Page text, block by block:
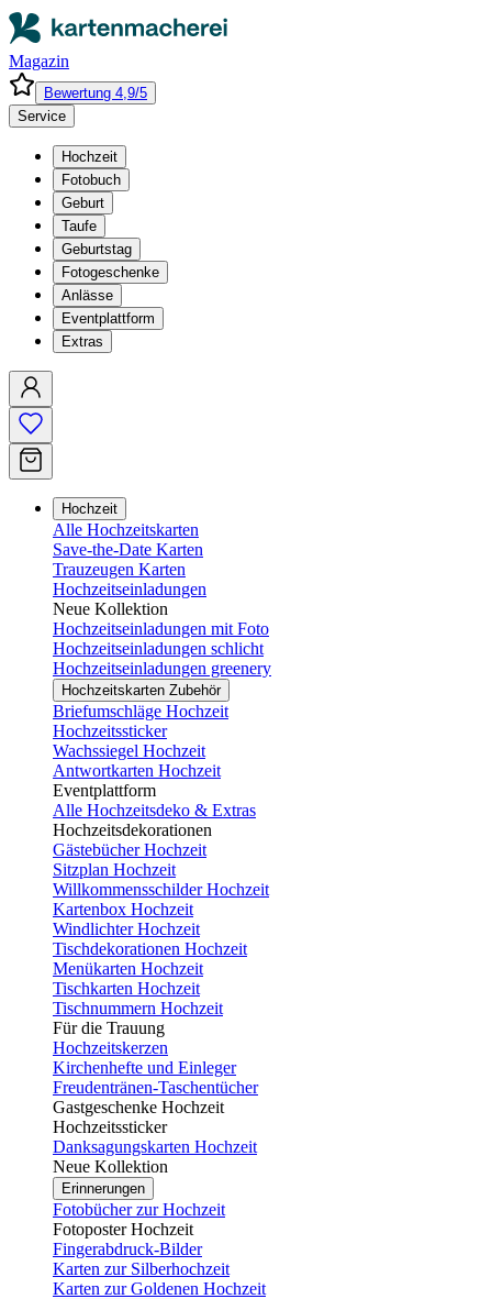
Magazin
Bewertung 4,9/5
Service
Hochzeit
Fotobuch
Geburt
Taufe
Geburtstag
Fotogeschenke
Anlässe
Eventplattform
Extras
Hochzeit
Alle Hochzeitskarten
Save-the-Date Karten
Trauzeugen Karten
Hochzeitseinladungen
Neue Kollektion
Hochzeitseinladungen mit Foto
Hochzeitseinladungen schlicht
Hochzeitseinladungen greenery
Hochzeitskarten Zubehör
Briefumschläge Hochzeit
Hochzeitssticker
Wachssiegel Hochzeit
Antwortkarten Hochzeit
Eventplattform
Alle Hochzeitsdeko & Extras
Hochzeitsdekorationen
Gästebücher Hochzeit
Sitzplan Hochzeit
Willkommensschilder Hochzeit
Kartenbox Hochzeit
Windlichter Hochzeit
Tischdekorationen Hochzeit
Menükarten Hochzeit
Tischkarten Hochzeit
Tischnummern Hochzeit
Für die Trauung
Hochzeitskerzen
Kirchenhefte und Einleger
Freudentränen-Taschentücher
Gastgeschenke Hochzeit
Hochzeitssticker
Danksagungskarten Hochzeit
Neue Kollektion
Erinnerungen
Fotobücher zur Hochzeit
Fotoposter Hochzeit
Fingerabdruck-Bilder
Karten zur Silberhochzeit
Karten zur Goldenen Hochzeit